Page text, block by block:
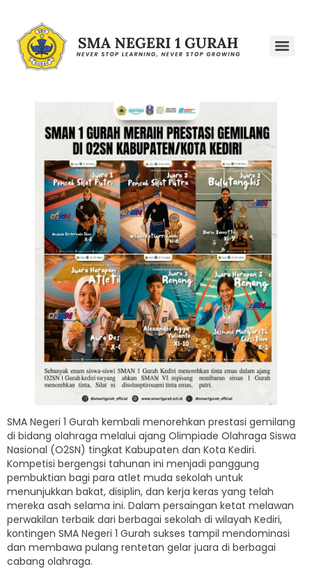
SMA Negeri 1 Gurah kembali menorehkan prestasi gemilang
di bidang olahraga melalui ajang Olimpiade Olahraga Siswa
Nasional (O2SN) tingkat Kabupaten dan Kota Kediri.
Kompetisi bergengsi tahunan ini menjadi panggung
pembuktian bagi para atlet muda sekolah untuk
menunjukkan bakat, disiplin, dan kerja keras yang telah
mereka asah selama ini. Dalam persaingan ketat melawan
perwakilan terbaik dari berbagai sekolah di wilayah Kediri,
kontingen SMA Negeri 1 Gurah sukses tampil mendominasi
dan membawa pulang rentetan gelar juara di berbagai
cabang olahraga.